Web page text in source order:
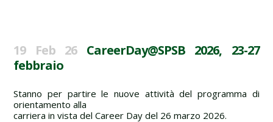
19 Feb 26CareerDay@SPSB 2026, 23-27
febbraio
Stanno per partire le nuove attività del programma di
orientamento alla
carriera in vista del Career Day del 26 marzo 2026.